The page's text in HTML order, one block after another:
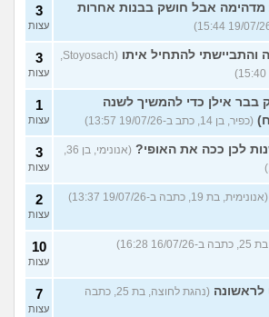
מדהימה אבל חושק בבנות אחרות 3
עצות
והתביישתי להתחיל איתו
(Stoyosach,
3
עצות
בבר אילן כדי להמשיך לשנה
(כפיר, בן 14, כתב ב-19/07/26 13:57)
1
עצות
לכן ככה את האופי?
(אנונימי, בן 36,
3
עצות
(אנונימית, בת 19, כתבה ב-19/07/26 13:37) 2
עצות
26 16:28)
10
עצות
(נהגת לחוצה, בת 25, כתבה
7
עצות